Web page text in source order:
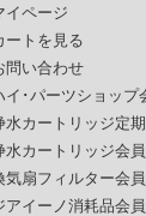
イページ
ートを見る
問い合わせ
イ･パーツショップ
水カートリッジ定
水カートリッジ会員
気扇フィルター会員
アイーノ消耗品会員